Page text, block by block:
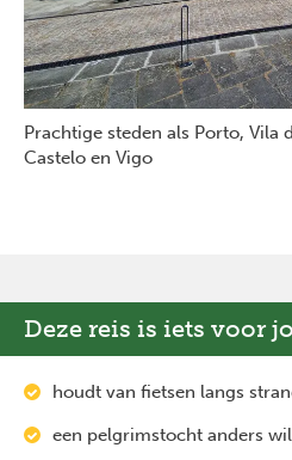
Prachtige steden als Porto, Vila
Castelo en Vigo
Deze reis is iets voor
houdt van fietsen langs
een pelgrimstocht anders